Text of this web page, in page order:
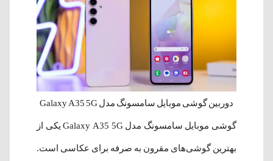
دوربین گوشی موبایل سامسونگ مدل Galaxy A35 5G
گوشی موبایل سامسونگ مدل Galaxy A35 5G یکی از
بهترین گوشی‌های مقرون به صرفه برای عکاسی است.